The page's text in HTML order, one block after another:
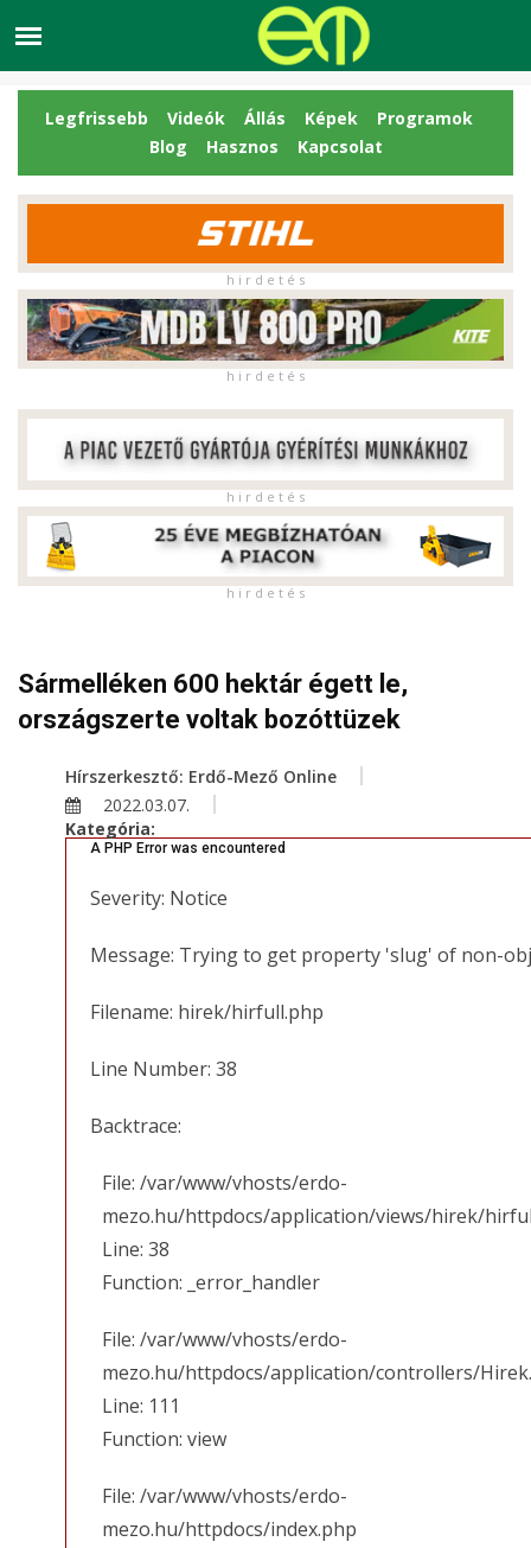
Legfrissebb Videók Állás Képek
Programok
Blog
Hasznos Kapcsolat
h i r d e t é s
h i r d e t é s
h i r d e t é s
h i r d e t é s
Sármelléken 600 hektár égett le,
országszerte voltak bozóttüzek
Hírszerkesztő: Erdő-Mező Online
2022.03.07.
Kategória:
A PHP Error was encountered
Severity: Notice
Message: Trying to get property 'slug' of non-
Filename: hirek/hirfull.php
Line Number: 38
Backtrace:
File: /var/www/vhosts/erdo-
mezo.hu/httpdocs/application/views/hirek/
Line: 38
Function: _error_handler
File: /var/www/vhosts/erdo-
mezo.hu/httpdocs/application/controllers/
Line: 111
Function: view
File: /var/www/vhosts/erdo-
mezo.hu/httpdocs/index.php